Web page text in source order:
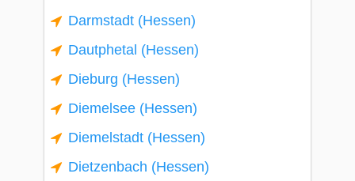
Darmstadt (Hessen)
Dautphetal (Hessen)
Dieburg (Hessen)
Diemelsee (Hessen)
Diemelstadt (Hessen)
Dietzenbach (Hessen)